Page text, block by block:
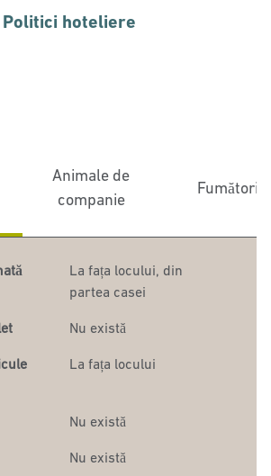
Politici hoteliere
Animale de
companie
Fumători
La fața locului, din
partea casei
Nu există
La fața locului
Nu există
Nu există